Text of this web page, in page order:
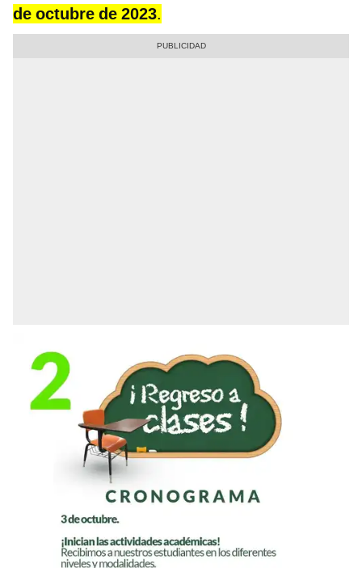
de octubre de 2023.